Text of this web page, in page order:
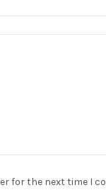
for the next time I